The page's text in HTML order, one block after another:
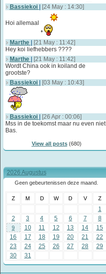
Bassiekoi [24 May : 14:30]
Hoi allemaal
Marthe
[21 May : 11:42]
Hey koi liefhebbers ????
Marthe
[21 May : 11:42]
Wordt China ook in koiland de
grootste?
Bassiekoi
[03 May : 10:43]
Bassiekoi
[26 Apr : 00:06]
Mss in de toekomst maar nu even niet
Bas.
View all posts(680)
2026 Augustus
Geen gebeurtenissen deze maand.
Z M D W D V Z
1
2
3 4 5 6 7 8
9 10 11 12 13 14
15
16
17 18 19 20 21
22
23
24 25 26 27 28
29
30
31